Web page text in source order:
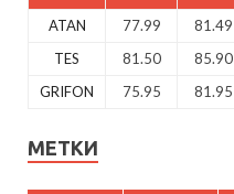
ATAN 77.99 81.49
TES
81.50 85.90
GRIFON
75.95 81.95
МЕТКИ